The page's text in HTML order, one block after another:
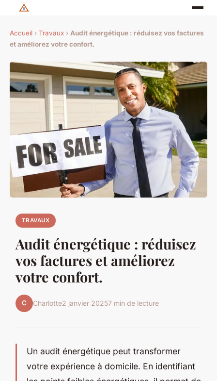
Accueil › Travaux › Audit énergétique : réduisez vos factures
et améliorez votre confort.
TRAVAUX
Audit énergétique : réduisez
vos factures et améliorez
votre confort.
C Charlotte2 janvier 20257 min de lecture
Un audit énergétique peut transformer
votre expérience à domicile. En identifiant